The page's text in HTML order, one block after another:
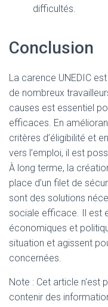
difficultés.
Conclusion
La carence UNEDIC
de nombreux
causes est essentiel
efficaces. En
critères d’éligibilité et
vers l’emploi, il est
À long terme, la
place d’un filet de
sont des solutions
sociale efficace. Il est
économiques et
situation et agissent
concernées.
Note : Cet article n'est
contenir des